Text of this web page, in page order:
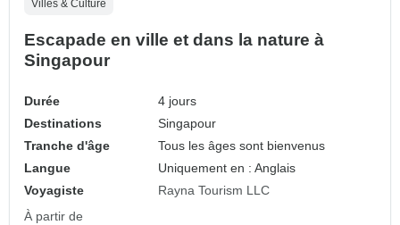
Villes & Culture
Escapade en ville et dans la nature à
Singapour
Durée
4 jours
Destinations
Singapour
Tranche d'âge
Tous les âges sont bienvenus
Langue
Uniquement en : Anglais
Voyagiste
Rayna Tourism LLC
À partir de